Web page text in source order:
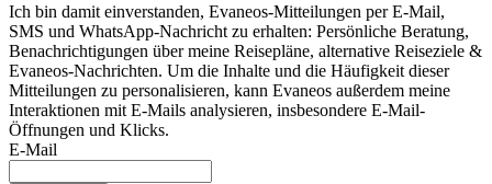
Ich bin damit einverstanden, Evaneos-Mitteilungen per E-Mail,
SMS und WhatsApp-Nachricht zu erhalten: Persönliche Beratung,
Benachrichtigungen über meine Reisepläne, alternative Reiseziele &
Evaneos-Nachrichten. Um die Inhalte und die Häufigkeit dieser
Mitteilungen zu personalisieren, kann Evaneos außerdem meine
Interaktionen mit E-Mails analysieren, insbesondere E-Mail-
Öffnungen und Klicks.
E-Mail